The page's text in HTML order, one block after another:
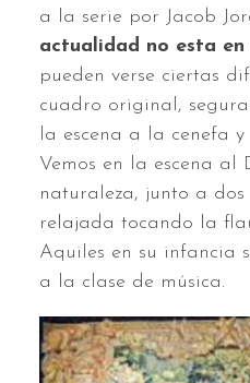
a la serie por Jacob
actualidad no esta en
pueden verse ciertas
cuadro original,
la escena a la cenefa
Vemos en la escena al
naturaleza, junto a
relajada tocando la
Aquiles en su infancia
a la clase de música.